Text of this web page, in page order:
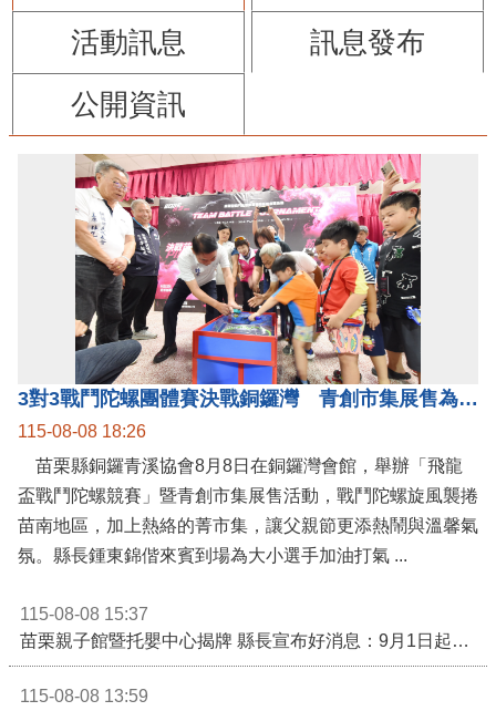
活動訊息
訊息發布
公開資訊
3對3戰鬥陀螺團體賽決戰銅鑼灣 青創市集展售為父親節增添繽紛
115-08-08 18:26
苗栗縣銅鑼青溪協會8月8日在銅鑼灣會館，舉辦「飛龍
盃戰鬥陀螺競賽」暨青創市集展售活動，戰鬥陀螺旋風襲捲
苗南地區，加上熱絡的菁市集，讓父親節更添熱鬧與溫馨氣
氛。縣長鍾東錦偕來賓到場為大小選手加油打氣 ...
115-08-08 15:37
苗栗親子館暨托嬰中心揭牌 縣長宣布好消息：9月1日起調降臨時托嬰費用
115-08-08 13:59